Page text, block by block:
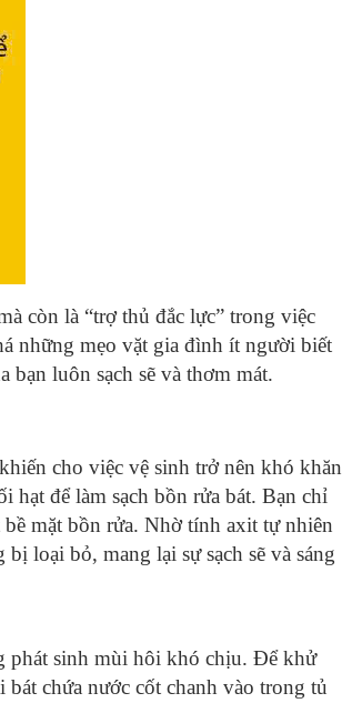
còn là “trợ thủ đắc lực” trong việc
những mẹo vặt gia đình ít người biết
bạn luôn sạch sẽ và thơm mát.
cho việc vệ sinh trở nên khó khăn
hạt để làm sạch bồn rửa bát. Bạn chỉ
bề mặt bồn rửa. Nhờ tính axit tự nhiên
loại bỏ, mang lại sự sạch sẽ và sáng
phát sinh mùi hôi khó chịu. Để khử
chứa nước cốt chanh vào trong tủ